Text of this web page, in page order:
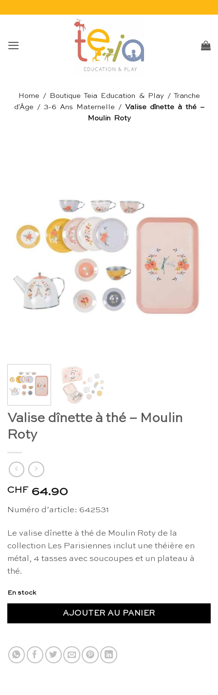
Home / Boutique Teia Education & Play/
Tranche
d'Âge / 3-6 Ans Maternelle /
Valise dînette à thé –
Moulin Roty
Valise dînette à thé – Moulin
Roty
CHF 64.90
Numéro d’article: 642531
Le valise dînette à thé de Moulin Roty de la
collection Les Parisiennes inclut une théière en
métal, 4 tasses avec soucoupes et un plateau à
thé.
En stock
AJOUTER AU PANIER